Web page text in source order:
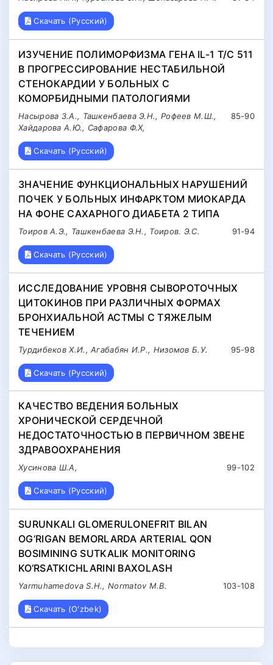
Скачать (Русский)
ИЗУЧЕНИЕ ПОЛИМОРФИЗМА ГЕНА IL-1 T/C 511
В ПРОГРЕССИРОВАНИЕ НЕСТАБИЛЬНОЙ
СТЕНОКАРДИИ У БОЛЬНЫХ С
КОМОРБИДНЫМИ ПАТОЛОГИЯМИ
85-90
Насырова З.А., Ташкенбаева Э.Н., Рофеев М.Ш.,
Хайдарова А.Ю., Сафарова Ф.Х,
Скачать (Русский)
ЗНАЧЕНИЕ ФУНКЦИОНАЛЬНЫХ НАРУШЕНИЙ
ПОЧЕК У БОЛЬНЫХ ИНФАРКТОМ МИОКАРДА
НА ФОНЕ САХАРНОГО ДИАБЕТА 2 ТИПА
91-94
Тоиров А.Э., Ташкенбаева Э.Н., Тоиров. Э.С.
Скачать (Русский)
ИССЛЕДОВАНИЕ УРОВНЯ СЫВОРОТОЧНЫХ
ЦИТОКИНОВ ПРИ РАЗЛИЧНЫХ ФОРМАХ
БРОНХИАЛЬНОЙ АСТМЫ С ТЯЖЕЛЫМ
ТЕЧЕНИЕМ
95-98
Турдибеков Х.И., Агабабян И.Р., Низомов Б.У.
Скачать (Русский)
КАЧЕСТВО ВЕДЕНИЯ БОЛЬНЫХ
ХРОНИЧЕСКОЙ СЕРДЕЧНОЙ
НЕДОСТАТОЧНОСТЬЮ В ПЕРВИЧНОМ ЗВЕНЕ
ЗДРАВООХРАНЕНИЯ
99-102
Хусинова Ш.А,
Скачать (Русский)
SURUNKALI GLOMERULONEFRIT BILAN
OG‘RIGAN BEMORLARDA ARTERIAL QON
BOSIMINING SUTKALIK MONITORING
KO‘RSATKICHLARINI BAXOLASH
103-108
Yarmuhamedova S.H., Normatov M.B.
Скачать (O'zbek)